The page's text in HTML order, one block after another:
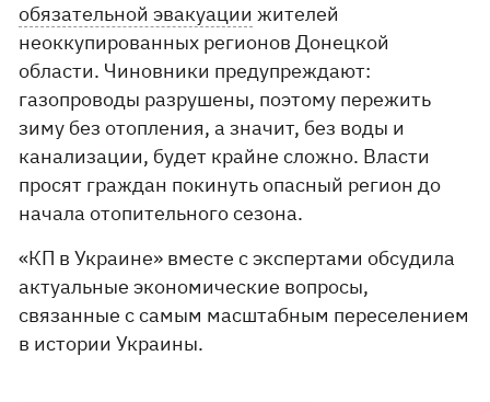
обязательной эвакуации жителей
неоккупированных регионов Донецкой
области. Чиновники предупреждают:
газопроводы разрушены, поэтому пережить
зиму без отопления, а значит, без воды и
канализации, будет крайне сложно. Власти
просят граждан покинуть опасный регион до
начала отопительного сезона.
«КП в Украине» вместе с экспертами обсудила
актуальные экономические вопросы,
связанные с самым масштабным переселением
в истории Украины.